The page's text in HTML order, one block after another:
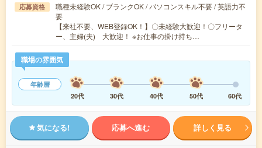
応募資格
職種未経験OK / ブランクOK / パソコンスキル不要 / 英語力不
要
【来社不要、WEB登録OK！】〇未経験大歓迎！〇フリータ
ー、主婦(夫) 大歓迎！ ※お仕事の掛け持ち…
職場の雰囲気
年齢層
20代
30代 40代 50代 60代
気になる! 応募へ進む 詳しく見る